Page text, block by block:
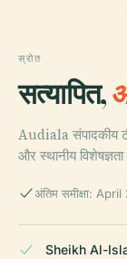
स्रोत
सत्यापित,
Audiala संपादकीय
और स्थानीय
अंतिम समीक्षा:
Sheikh Al-